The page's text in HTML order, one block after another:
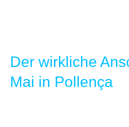
Der wirkliche
Mai in Pollença